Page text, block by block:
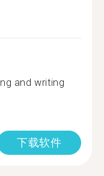
and writing
下载软件